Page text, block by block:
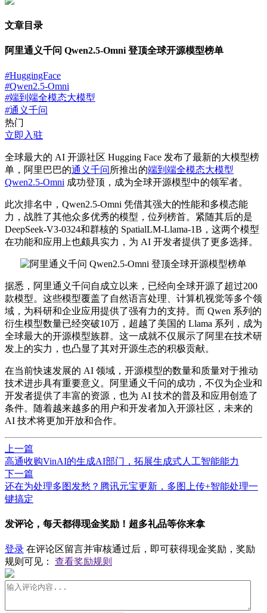
文章目录
​阿里通义千问 Qwen2.5-Omni 登顶全球开源模型榜单
#HuggingFace
#Qwen2.5-Omni
#端到端全模态大模型
#通义千问
热门
立即入驻
全球最大的 AI 开源社区 Hugging Face 发布了最新的大模型榜
单，阿里巴巴的通义千问 所推出的端到端全模态大模型
Qwen2.5-Omni 成功登顶，成为全球开源模型中的领军者。
此次排名中，Qwen2.5-Omni 凭借其强大的性能和多模态能
力，战胜了其他众多优秀的模型，位列榜首。紧随其后的是
DeepSeek-V3-0324和群核的 SpatialLM-Llama-1B，这两个模型
在功能和应用上也颇具实力，为 AI 开发者提供了更多选择。
据悉，阿里通义千问自成立以来，已经向全球开源了超过200
款模型。这些模型覆盖了自然语言处理、计算机视觉等多个领
域，为科研和企业应用提供了强有力的支持。而 Qwen 系列的
衍生模型数量已经突破10万，超越了美国的 Llama 系列，成为
全球最大的开源模型族群。这一成就不仅展示了阿里在技术研
发上的实力，也凸显了其对开源生态的积极贡献。
在当前快速发展的 AI 领域，开源模型的数量和质量对于推动
技术进步具有重要意义。阿里通义千问的成功，不仅为企业和
开发者提供了丰富的资源，也为 AI 技术的普及和应用创造了
条件。随着越来越多的用户和开发者加入开源社区，未来的
AI 技术将更加开放和合作。
上一篇
高通收购VinAI的生成AI部门，拓展生成式人工智能能力
下一篇
还在为处理多图发愁？腾讯元宝更新，多图上传+智能处理一
键搞定
发评论，每天都得现金奖励！超多礼品等你来拿
登录 在评论区留言并审核通过后，即可获得现金奖励，奖励
规则可见： 查看奖励规则